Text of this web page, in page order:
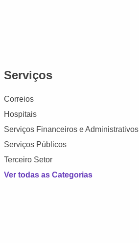
Serviços
Correios
Hospitais
Serviços Financeiros e Administrativos
Serviços Públicos
Terceiro Setor
Ver todas as Categorias